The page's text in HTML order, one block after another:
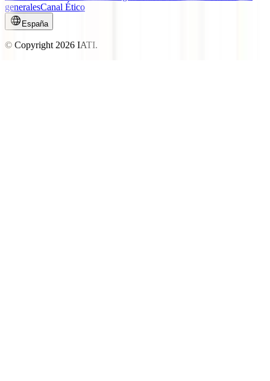
generalesCanal Ético
España
© Copyright 2026 IATI.